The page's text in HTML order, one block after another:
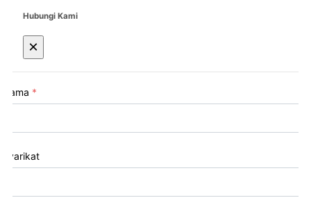
Hubungi Kami
×
Nama *
Syarikat